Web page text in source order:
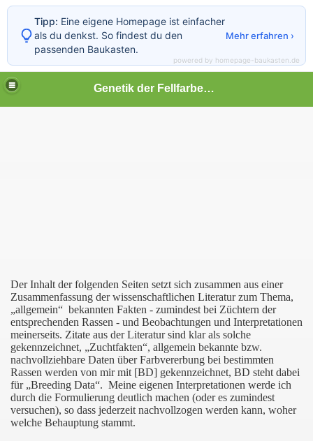
Genetik der Fellfarben beim Hund
Der Inhalt der folgenden Seiten setzt sich zusammen aus einer
Zusammenfassung der wissenschaftlichen Literatur zum Thema,
„allgemein“ bekannten Fakten - zumindest bei Züchtern der
entsprechenden Rassen - und Beobachtungen und Interpretationen
meinerseits. Zitate aus der Literatur sind klar als solche
gekennzeichnet, „Zuchtfakten“, allgemein bekannte bzw.
nachvollziehbare Daten über Farbvererbung bei bestimmten
Rassen werden von mir mit [BD] gekennzeichnet, BD steht dabei
für „Breeding Data“. Meine eigenen Interpretationen werde ich
durch die Formulierung deutlich machen (oder es zumindest
versuchen), so dass jederzeit nachvollzogen werden kann, woher
welche Behauptung stammt.
Tipp: Eine eigene Homepage ist einfacher
als du denkst. So findest du den
passenden Baukasten.
Mehr erfahren ›
powered by homepage-baukasten.de